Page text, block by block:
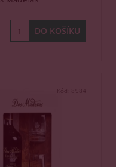
Kód: 8984